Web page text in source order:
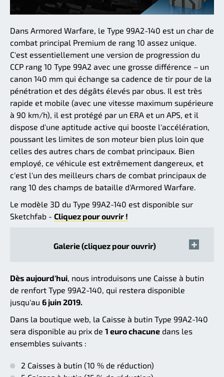
Dans Armored Warfare, le Type 99A2-140 est un char de
combat principal Premium de rang 10 assez unique.
C'est essentiellement une version de progression du
CCP rang 10 Type 99A2 avec une grosse différence – un
canon 140 mm qui échange sa cadence de tir pour de la
pénétration et des dégâts élevés par obus. Il est très
rapide et mobile (avec une vitesse maximum supérieure
à 90 km/h), il est protégé par un ERA et un APS, et il
dispose d'une aptitude active qui booste l'accélération,
poussant les limites de son moteur bien plus loin que
celles des autres chars de combat principaux. Bien
employé, ce véhicule est extrêmement dangereux, et
c'est l'un des meilleurs chars de combat principaux de
rang 10 des champs de bataille d'Armored Warfare.
Le modèle 3D du Type 99A2-140 est disponible sur
Sketchfab - Cliquez pour ouvrir !
Galerie (cliquez pour ouvrir)
Dès aujourd'hui , nous introduisons une Caisse à butin
de renfort Type 99A2-140, qui restera disponible
jusqu'au 6 juin 2019.
Dans la boutique web, la Caisse à butin Type 99A2-140
sera disponible au prix de 1 euro chacune dans les
ensembles suivants :
2 Caisses à butin (10 % de réduction)